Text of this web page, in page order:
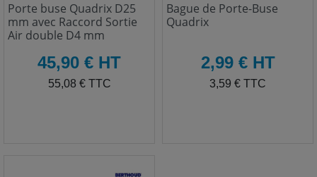
Porte buse Quadrix D25
mm avec Raccord Sortie
Air double D4 mm
45,90 € HT
55,08 € TTC
Bague de Porte-Buse
Quadrix
2,99 € HT
3,59 € TTC